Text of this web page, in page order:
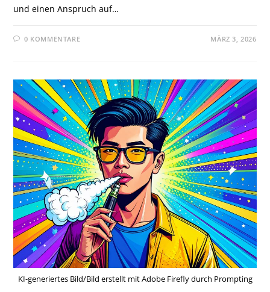
und einen Anspruch auf…
0 KOMMENTARE MÄRZ 3, 2026
KI-generiertes Bild/Bild erstellt mit Adobe Firefly durch Prompting